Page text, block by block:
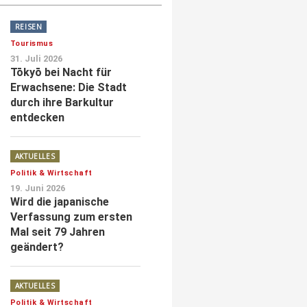
REISEN
Tourismus
31. Juli 2026
Tōkyō bei Nacht für
Erwachsene: Die Stadt
durch ihre Barkultur
entdecken
AKTUELLES
Politik & Wirtschaft
19. Juni 2026
Wird die japanische
Verfassung zum ersten
Mal seit 79 Jahren
geändert?
AKTUELLES
Politik & Wirtschaft